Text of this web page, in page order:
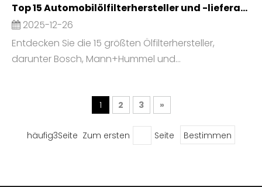
Top 15 Automobilölfilterhersteller und -lieferanten im Jahr 2026
2025-12-26
Entdecken Sie die 15 größten Ölfilterhersteller,
darunter Bosch, Mann+Hummel und...
1 2 3 »
häufig3Seite Zum ersten Seite Bestimmen